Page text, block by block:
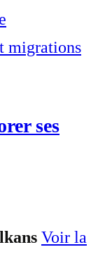
migrations
ses
Voir la